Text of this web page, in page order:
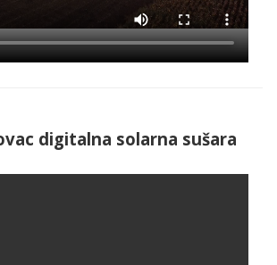
digitalna solarna sušara